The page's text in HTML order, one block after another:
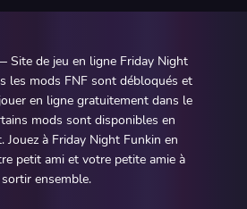
Site de jeu en ligne Friday Night
les mods FNF sont débloqués et
en ligne gratuitement dans le
mods sont disponibles en
Jouez à Friday Night Funkin en
petit ami et votre petite amie à
sortir ensemble.